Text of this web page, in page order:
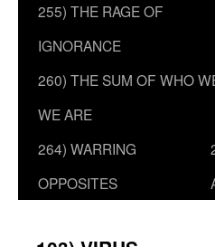
255) THE RAGE OF
IGNORANCE
260) THE SUM OF WHO
WE ARE
264) WARRING
OPPOSITES